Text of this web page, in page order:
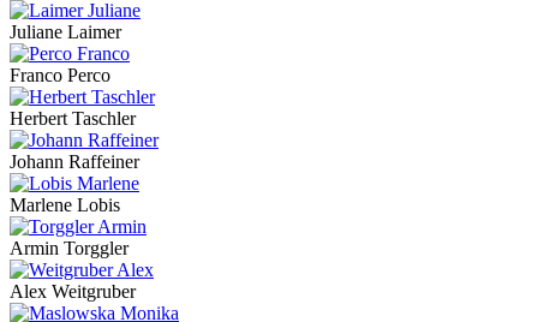
Juliane Laimer
Franco Perco
Herbert Taschler
Johann Raffeiner
Marlene Lobis
Armin Torggler
Alex Weitgruber